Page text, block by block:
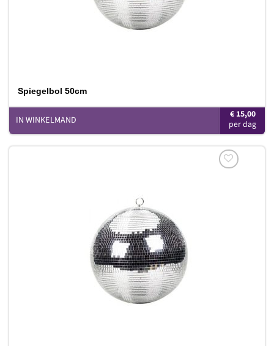
Spiegelbol 50cm
€15,00
IN WINKELMAND